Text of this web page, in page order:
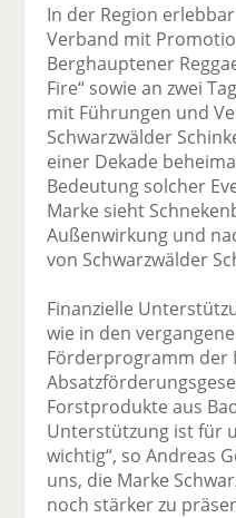
In der Region
Verband mit
Berghauptener
Fire“ sowie an zwei
mit Führungen und
Schwarzwälder
einer Dekade
Bedeutung solcher
Marke sieht
Außenwirkung und
von Schwarzwälder
Finanzielle
wie in den
Förderprogramm der
Forstprodukte aus
Unterstützung ist für
wichtig“, so Andreas
uns, die Marke
noch stärker zu